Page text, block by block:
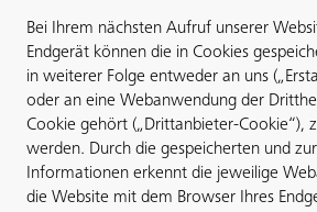
Bei Ihrem nächsten Aufruf unserer
Endgerät können die in Cookies
in weiterer Folge entweder an uns
oder an eine Webanwendung der
Cookie gehört („Drittanbieter-Cookie“),
werden. Durch die gespeicherten und
Informationen erkennt die jeweilige
die Website mit dem Browser Ihres